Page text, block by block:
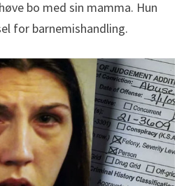
bo med sin mamma. Hun
for barnemishandling.